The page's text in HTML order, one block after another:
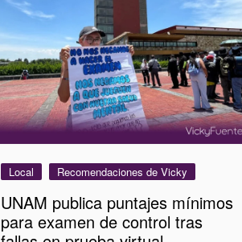
Local Recomendaciones de Vicky
UNAM publica puntajes mínimos
para examen de control tras